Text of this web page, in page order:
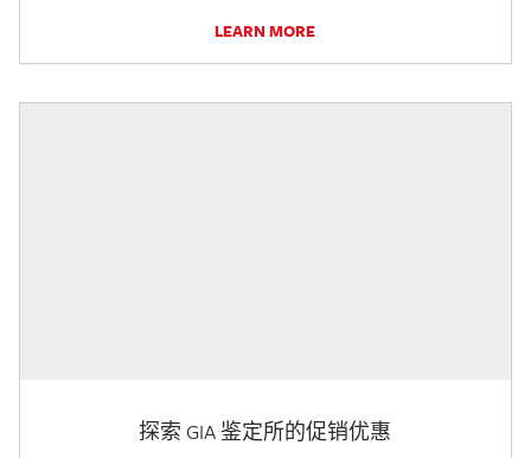
LEARN MORE
探索 GIA 鉴定所的促销优惠